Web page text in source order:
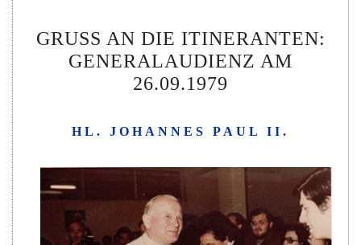
GRUSS AN DIE ITINERANTEN:
GENERALAUDIENZ AM
26.09.1979
HL. JOHANNES PAUL II.